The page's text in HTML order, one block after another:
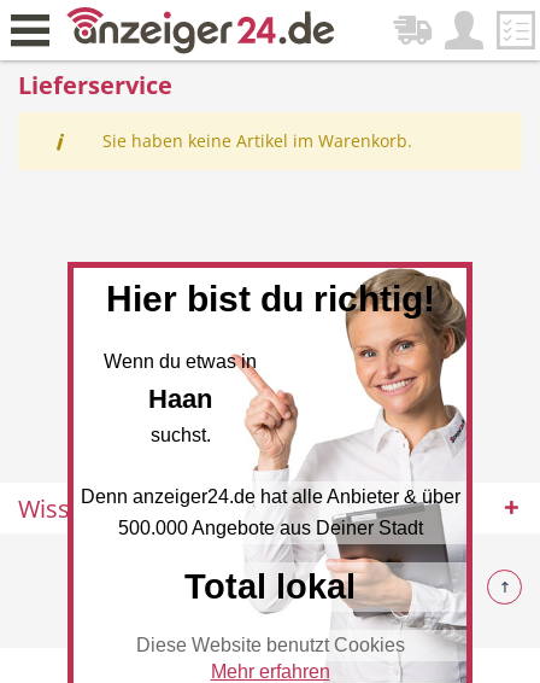
Zurück
News Restaurant
Beauty & Wellness
Lieferservice
Sie haben keine Artikel im Warenkorb.
Wissenswertes
© 2026 Haan
Hier bist du richtig!
Wenn du etwas in
Haan
suchst.
Denn anzeiger24.de hat alle Anbieter & über
500.000 Angebote aus Deiner Stadt
Total lokal
Diese Website benutzt Cookies
Mehr erfahren